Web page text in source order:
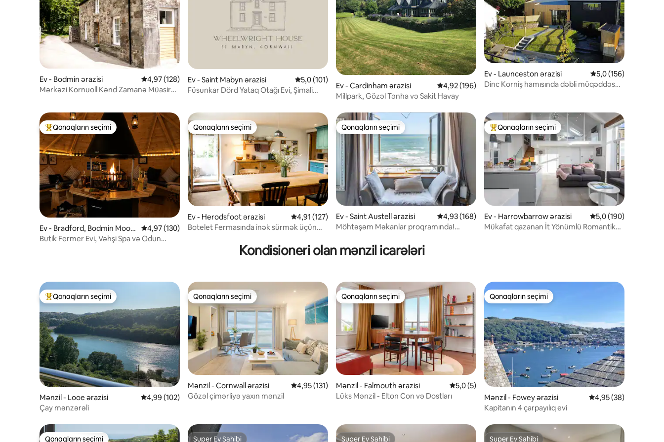
Ev - Bodmin ərazisi Ortalama reytinq 4,97/5, 128 rəy
4,97 (128)
Mərkəzi Kornuoll Kənd Zamanə Müasir
Ev - Saint Mabyn ərazisi Ortalama reytinq 5,0/5, 101 rəy
5,0 (101)
Füsunkar Dörd Yataq Otağı Evi, Şimali
Ev - Cardinham ərazisi Ortalama reytinq 4,92/5, 196 rəy
4,92 (196)
Millpark, Gözəl Tənha və Sakit Havay
Ev - Launceston ərazisi Ortalama reytinq 5,0/
5,0 (156)
Dinc Korniş hamısında dəbli müqəddəs
Populyar "Qonaqların seçimi"
Qonaqların seçimi
Ev - Bradford, Bodmin Moor,
Cornwall ərazisi
Ortalama reytinq 4,97/5, 130 rəy
4,97 (130)
Butik Fermer Evi, Vəhşi Spa və Odun
Qonaqların seçimi
Qonaqların seçimi
Ev - Herodsfoot ərazisi Ortalama reytinq 4,91/5, 127 rəy
4,91 (127)
Botelet Fermasında inək sürmək üçün
Qonaqların seçimi
Qonaqların seçimi
Ev - Saint Austell ərazisi Ortalama reytinq 4,93/5, 168 rəy
4,93 (168)
Möhtəşəm Məkanlar proqramında!
Mənzərələri
Populyar "Qonaqların seçimi"
Qonaqların seçimi
Ev - Harrowbarrow ərazisi Ortalama reytinq 5,0/
5,0 (190)
Mükafat qazanan İt Yönümlü Romantik
Kondisioneri olan mənzil icarələri
Populyar "Qonaqların seçimi"
Qonaqların seçimi
Mənzil - Looe ərazisi Ortalama reytinq 4,99/5, 102 rəy
4,99 (102)
Çay mənzərəli
Qonaqların seçimi
Qonaqların seçimi
Mənzil - Cornwall ərazisi Ortalama reytinq 4,95/5, 131 rəy
4,95 (131)
Gözəl çimərliyə yaxın mənzil
Qonaqların seçimi
Qonaqların seçimi
Mənzil - Falmouth ərazisi Ortalama reytinq 5,0/5, 5 rəy
5,0 (5)
Lüks Mənzil - Elton Con və Dostları
Qonaqların seçimi
Qonaqların seçimi
Mənzil - Fowey ərazisi Ortalama reytinq
4,95 (38)
Kapitanın 4 çarpayılıq evi
Qonaqların seçimi Super Ev Sahibi Super Ev Sahibi Super Ev Sahibi